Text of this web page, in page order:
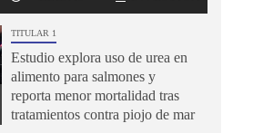
TITULAR 1
Estudio explora uso de urea en
alimento para salmones y
reporta menor mortalidad tras
tratamientos contra piojo de mar